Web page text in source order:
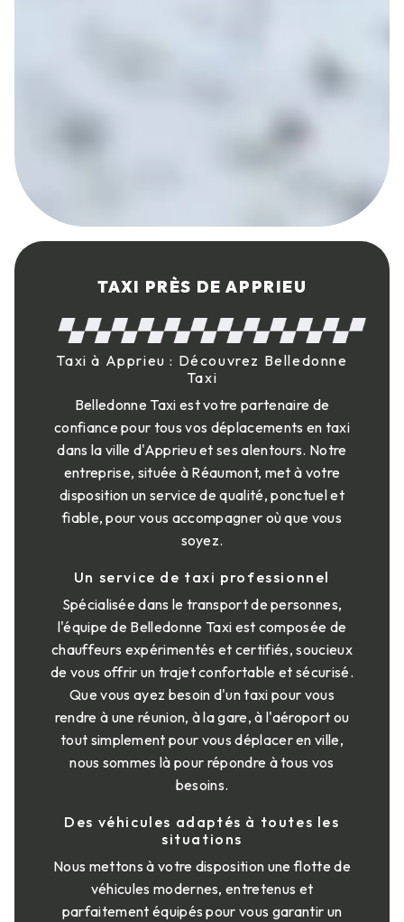
TAXI PRÈS DE APPRIEU
Taxi à Apprieu : Découvrez Belledonne
Taxi
Belledonne Taxi est votre partenaire de
confiance pour tous vos déplacements en taxi
dans la ville d'Apprieu et ses alentours. Notre
entreprise, située à Réaumont, met à votre
disposition un service de qualité, ponctuel et
fiable, pour vous accompagner où que vous
soyez.
Un service de taxi professionnel
Spécialisée dans le transport de personnes,
l'équipe de Belledonne Taxi est composée de
chauffeurs expérimentés et certifiés, soucieux
de vous offrir un trajet confortable et sécurisé.
Que vous ayez besoin d'un taxi pour vous
rendre à une réunion, à la gare, à l'aéroport ou
tout simplement pour vous déplacer en ville,
nous sommes là pour répondre à tous vos
besoins.
Des véhicules adaptés à toutes les
situations
Nous mettons à votre disposition une flotte de
véhicules modernes, entretenus et
parfaitement équipés pour vous garantir un